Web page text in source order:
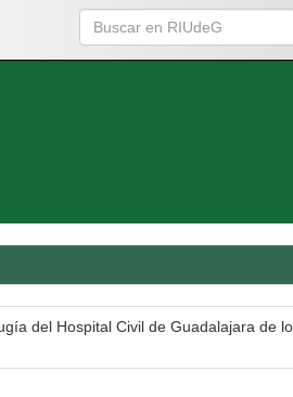
del Hospital Civil de Guadalajara de